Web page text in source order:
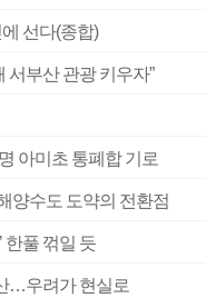
선다(종합)
서부산 관광 키우자”
아미초 통폐합 기로
양수도 도약의 전환점
한풀 꺾일 듯
…우려가 현실로